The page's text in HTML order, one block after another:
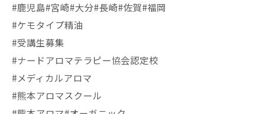
#鹿児島#宮崎#大分#長崎#佐賀#福岡
#ケモタイプ精油
#受講生募集
#ナードアロマテラピー協会認定校
#メディカルアロマ
#熊本アロマスクール